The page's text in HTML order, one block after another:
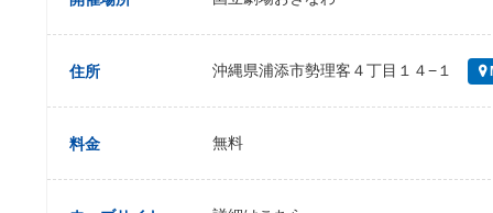
住所 沖縄県浦添市勢理客４丁目１４−１
料金 無料